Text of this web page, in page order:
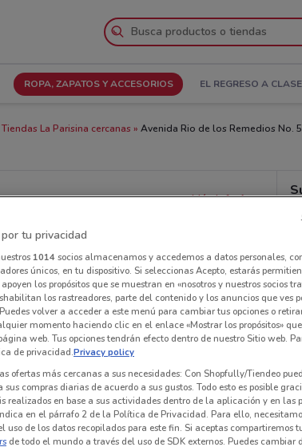
ROPA, ZAPATOS Y ACCESORIOS EL REGRESO A
Tiendas La Parisina cercanas
Avenida Rio de los Remedios No.
Más info
tu privacidad
1014socios almacenamos y accedemos a datos personales,
únicos, en tu dispositivo. Si seleccionas Acepto, estarás
los propósitos que se muestran en «nosotros y nuestros socios
los rastreadores, parte del contenido y los anuncios que ves
volver a acceder a este menú para cambiar tus opciones o
momento haciendo clic en el enlace «Mostrar los propósitos»
web. Tus opciones tendrán efecto dentro de nuestro Sitio web.
de privacidad.Privacy policy
ofertas más cercanas a sus necesidades: Con Shopfully/Tiendeo
sus compras diarias de acuerdo a sus gustos. Todo esto es posible
realizados en base a sus actividades dentro de la aplicación y en las
en el párrafo 2 de la Política de Privacidad. Para ello,
uso de los datos recopilados para este fin. Si aceptas compartiremos
de todo el mundo a través del uso de SDK externos. Puedes cambiar